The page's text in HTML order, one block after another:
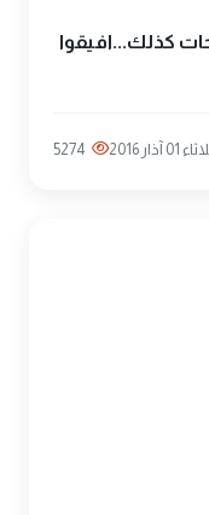
كذلك...افيقوا
01 آذار 2016 5274